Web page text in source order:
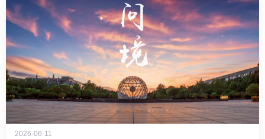
2026-06-11